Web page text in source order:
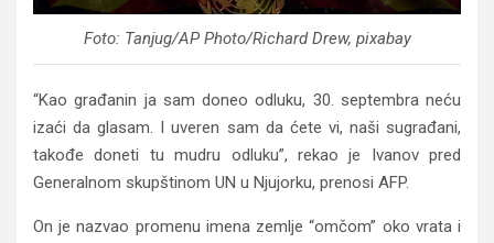
Foto: Tanjug/AP Photo/Richard Drew, pixabay
“Kao građanin ja sam doneo odluku, 30. septembra neću
izaći da glasam. I uveren sam da ćete vi, naši sugrađani,
takođe doneti tu mudru odluku”, rekao je Ivanov pred
Generalnom skupštinom UN u Njujorku, prenosi AFP.
On je nazvao promenu imena zemlje “omčom” oko vrata i